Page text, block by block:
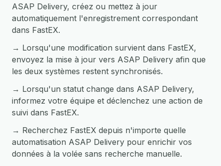
ASAP Delivery, créez ou mettez à jour
automatiquement l'enregistrement correspondant
dans FastEX.
→ Lorsqu'une modification survient dans FastEX,
envoyez la mise à jour vers ASAP Delivery afin que
les deux systèmes restent synchronisés.
→ Lorsqu'un statut change dans ASAP Delivery,
informez votre équipe et déclenchez une action de
suivi dans FastEX.
→ Recherchez FastEX depuis n'importe quelle
automatisation ASAP Delivery pour enrichir vos
données à la volée sans recherche manuelle.